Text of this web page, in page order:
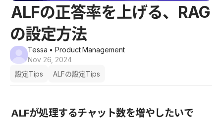
ALFの正答率を上げる、RAG
の設定方法
Tessa • Product Management
Nov 26, 2024
設定Tips
ALFの設定Tips
ALFが処理するチャット数を増やしたいで